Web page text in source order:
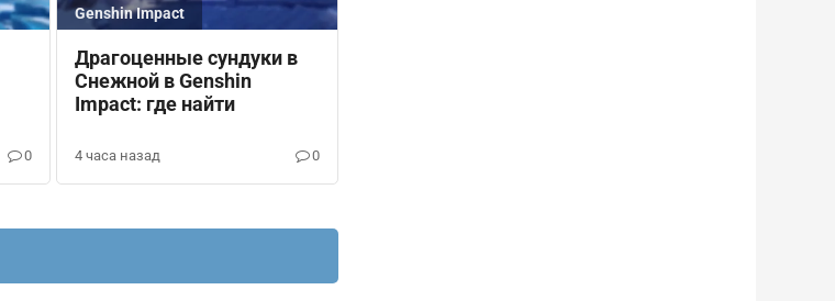
0
Genshin Impact
Драгоценные сундуки в
Снежной в Genshin
Impact: где найти
4 часа назад 0